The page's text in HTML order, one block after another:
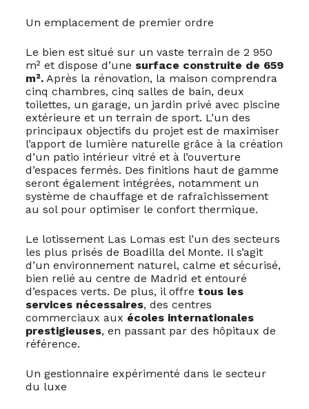
Un emplacement de premier ordre
Le bien est situé sur un vaste terrain de 2 950
m² et dispose d’une surface construite de 659
m².Après la rénovation, la maison comprendra
cinq chambres, cinq salles de bain, deux
toilettes, un garage, un jardin privé avec piscine
extérieure et un terrain de sport. L’un des
principaux objectifs du projet est de maximiser
l’apport de lumière naturelle grâce à la création
d’un patio intérieur vitré et à l’ouverture
d’espaces fermés. Des finitions haut de gamme
seront également intégrées, notamment un
système de chauffage et de rafraîchissement
au sol pour optimiser le confort thermique.
Le lotissement Las Lomas est l’un des secteurs
les plus prisés de Boadilla del Monte. Il s’agit
d’un environnement naturel, calme et sécurisé,
bien relié au centre de Madrid et entouré
d’espaces verts. De plus, il offre tous les
services nécessaires, des centres
commerciaux aux écoles internationales
prestigieuses, en passant par des hôpitaux de
référence.
Un gestionnaire expérimenté dans le secteur
du luxe